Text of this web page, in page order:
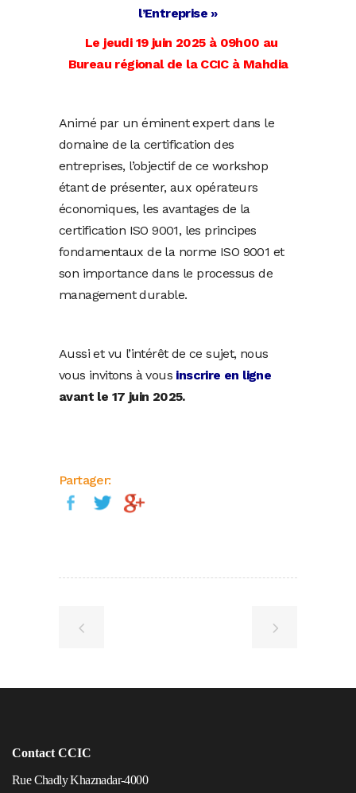
l’Entreprise »
Le jeudi 19 juin 2025 à 09h00 au
Bureau régional de la CCIC à Mahdia
Animé par un éminent expert dans le
domaine de la certification des
entreprises, l’objectif de ce workshop
étant de présenter, aux opérateurs
économiques, les avantages de la
certification ISO 9001, les principes
fondamentaux de la norme ISO 9001 et
son importance dans le processus de
management durable.
Aussi et vu l’intérêt de ce sujet, nous
vous invitons à vous inscrire en ligne
avant le 17 juin 2025.
Partager:
Contact CCIC
Rue Chadly Khaznadar-4000